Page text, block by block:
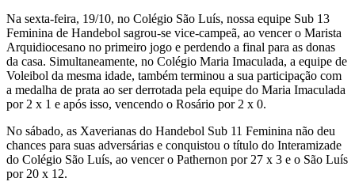
Na sexta-feira, 19/10, no Colégio São Luís, nossa equipe Sub 13
Feminina de Handebol sagrou-se vice-campeã, ao vencer o Marista
Arquidiocesano no primeiro jogo e perdendo a final para as donas
da casa. Simultaneamente, no Colégio Maria Imaculada, a equipe de
Voleibol da mesma idade, também terminou a sua participação com
a medalha de prata ao ser derrotada pela equipe do Maria Imaculada
por 2 x 1 e após isso, vencendo o Rosário por 2 x 0.
No sábado, as Xaverianas do Handebol Sub 11 Feminina não deu
chances para suas adversárias e conquistou o título do Interamizade
do Colégio São Luís, ao vencer o Pathernon por 27 x 3 e o São Luís
por 20 x 12.